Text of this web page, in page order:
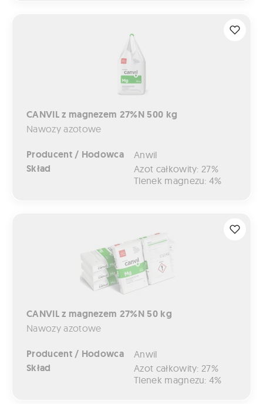
CANVIL z magnezem 27%N 500 kg
Nawozy azotowe
Producent / Hodowca Anwil
Skład
Azot całkowity: 27%
Tlenek magnezu: 4%
CANVIL z magnezem 27%N 50 kg
Nawozy azotowe
Producent / Hodowca Anwil
Skład
Azot całkowity: 27%
Tlenek magnezu: 4%